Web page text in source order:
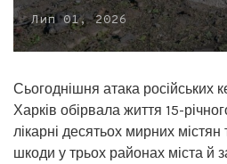
Лип 01, 2026
Сьогоднішня атака російських
Харків обірвала життя 15-
лікарні десятьох мирних
шкоди у трьох районах міста й